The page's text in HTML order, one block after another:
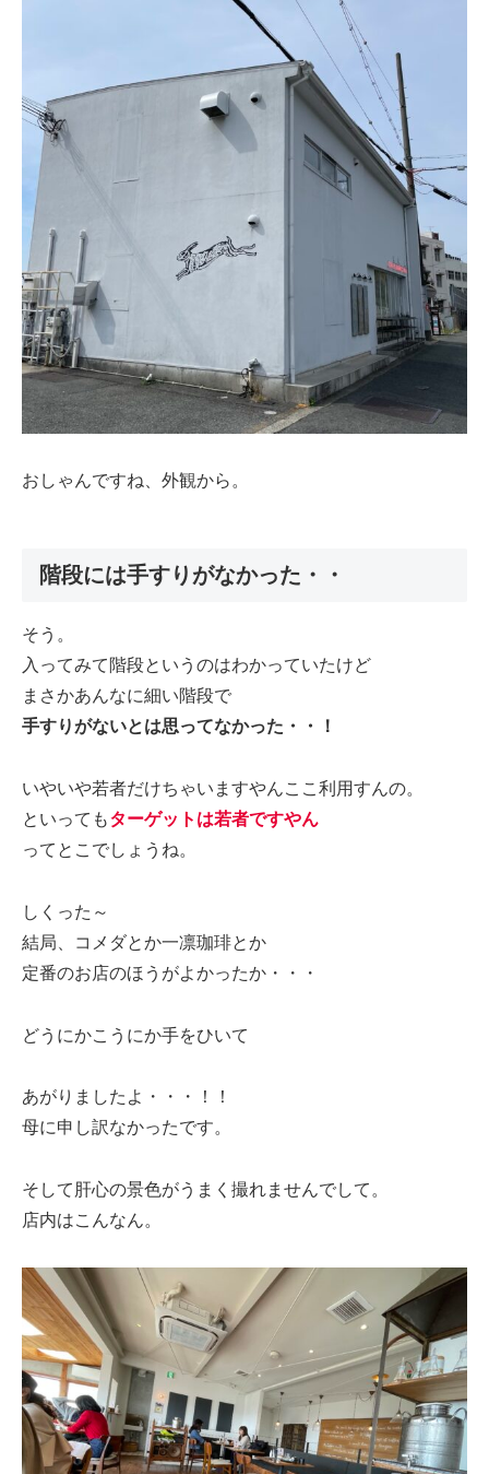
おしゃんですね、外観から。
階段には手すりがなかった・・
そう。
入ってみて階段というのはわかっていたけど
まさかあんなに細い階段で
手すりがないとは思ってなかった・・！
いやいや若者だけちゃいますやんここ利用すんの。
といってもターゲットは若者ですやん
ってとこでしょうね。
しくった～
結局、コメダとか一凛珈琲とか
定番のお店のほうがよかったか・・・
どうにかこうにか手をひいて
あがりましたよ・・・！！
母に申し訳なかったです。
そして肝心の景色がうまく撮れませんでして。
店内はこんなん。